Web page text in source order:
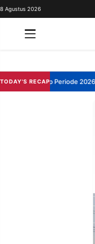
REDAKSI
BERITA
8 Agustus 2026
TODAY'S RECAP
Sumenep Periode 2026-